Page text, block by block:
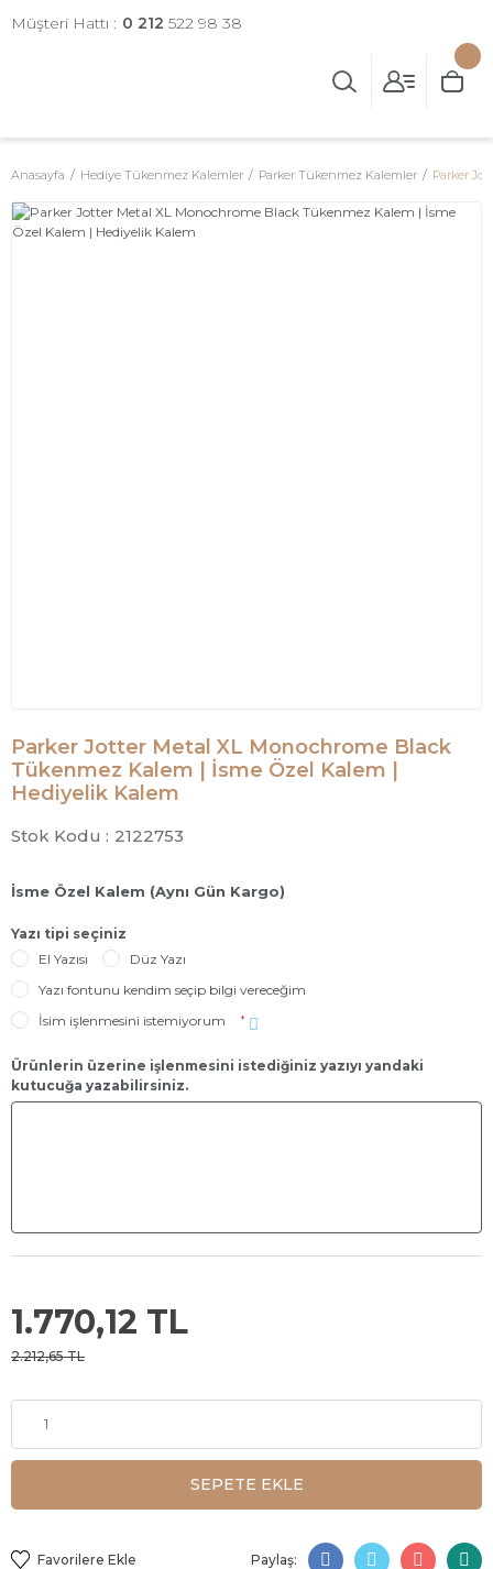
Müşteri Hattı : 0 212 522 98 38
Anasayfa Hediye Tükenmez Kalemler Parker Tükenmez Kalemler Parker
Parker Jotter Metal XL Monochrome Black
Tükenmez Kalem | İsme Özel Kalem |
Hediyelik Kalem
Stok Kodu : 2122753
İsme Özel Kalem (Aynı Gün Kargo)
Yazı tipi seçiniz
El Yazısı
Düz Yazı
Yazı fontunu kendim seçip bilgi vereceğim
İsim işlenmesini istemiyorum
*
Ürünlerin üzerine işlenmesini istediğiniz yazıyı yandaki
kutucuğa yazabilirsiniz.
1.770,12 TL
2.212,65 TL
SEPETE EKLE
Paylaş: